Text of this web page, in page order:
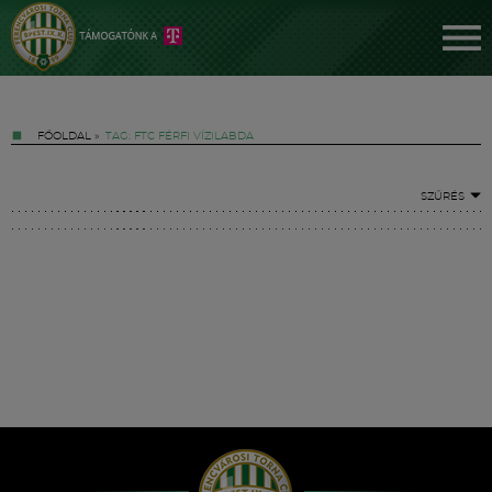
FŐOLDAL » TAG: FTC FÉRFI VÍZILABDA
SZŰRÉS
Hírek